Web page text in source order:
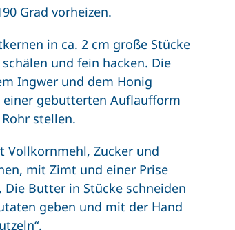
Grad vorheizen.
in ca. 2 cm große Stücke
und fein hacken. Die
Ingwer und dem Honig
gebutterten Auflaufform
stellen.
Vollkornmehl, Zucker und
mit Zimt und einer Prise
Die Butter in Stücke schneiden
geben und mit der Hand